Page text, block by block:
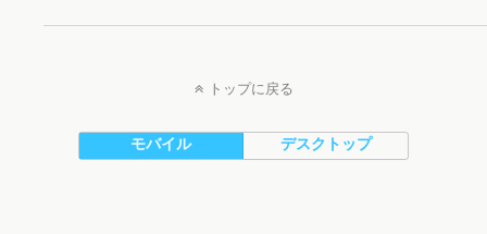
トップに戻る
モバイル デスクトップ